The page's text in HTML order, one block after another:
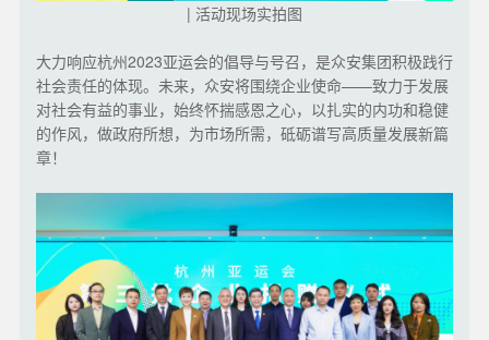
| 活动现场实拍图
大力响应杭州2023亚运会的倡导与号召，是众安集团积极践行
社会责任的体现。未来，众安将围绕企业使命——致力于发展
对社会有益的事业，始终怀揣感恩之心，以扎实的内功和稳健
的作风，做政府所想，为市场所需，砥砺谱写高质量发展新篇
章！